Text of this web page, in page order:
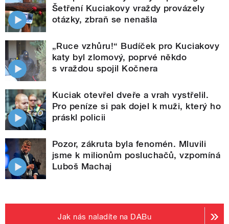
Šetření Kuciakovy vraždy provázely
otázky, zbraň se nenašla
„Ruce vzhůru!“ Budíček pro Kuciakovy
katy byl zlomový, poprvé někdo
s vraždou spojil Kočnera
Kuciak otevřel dveře a vrah vystřelil.
Pro peníze si pak dojel k muži, který ho
práskl policii
Pozor, zákruta byla fenomén. Mluvili
jsme k milionům posluchačů, vzpomíná
Luboš Machaj
Jak nás naladíte na DABu